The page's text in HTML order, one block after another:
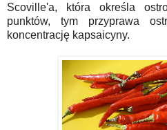
Scoville'a, która określa
punktów, tym przyprawa
koncentrację kapsaicyny.